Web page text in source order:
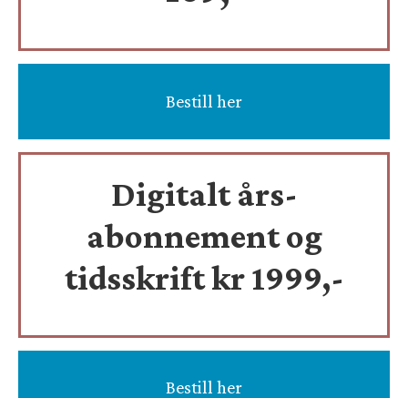
Bestill her
Digitalt års-
abonnement og
tidsskriftkr 1999,-
Bestill her